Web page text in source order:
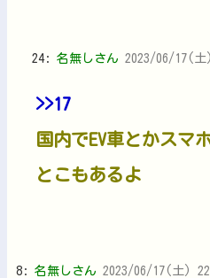
24: 名無しさん 2023/06/17(
>>17
国内でEV車とかスマ
とこもあるよ
8: 名無しさん 2023/06/17(土)